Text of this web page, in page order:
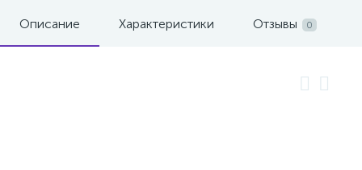
Описание Характеристики Отзывы 0